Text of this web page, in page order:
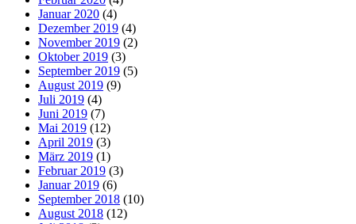
Januar 2020 (4)
Dezember 2019 (4)
November 2019 (2)
Oktober 2019 (3)
September 2019 (5)
August 2019 (9)
Juli 2019 (4)
Juni 2019 (7)
Mai 2019 (12)
April 2019 (3)
März 2019 (1)
Februar 2019 (3)
Januar 2019 (6)
September 2018 (10)
August 2018 (12)